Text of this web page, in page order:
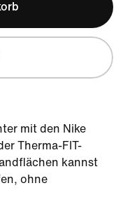
mit den Nike
Therma-FIT-
kannst
ohne